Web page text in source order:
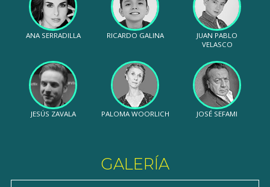
ANA SERRADILLA RICARDO GALINA
JUAN PABLO
VELASCO
JESÚS ZAVALA PALOMA WOORLICH JOSÉ SEFAMI
GALERÍA